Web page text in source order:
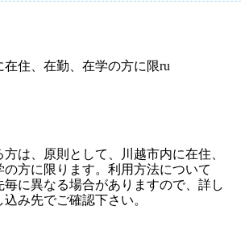
在住、在勤、在学の方に限ru
は、原則として、川越市内に在住、
の方に限ります。利用方法について
毎に異なる場合がありますので、詳し
込み先でご確認下さい。